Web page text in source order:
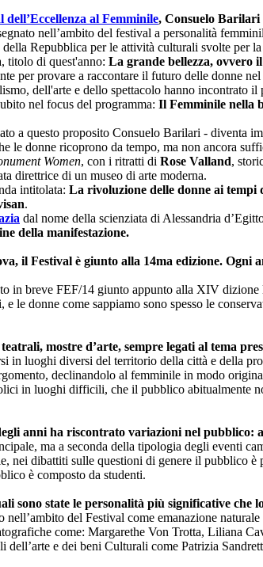
dell’Eccellenza al Femminile, Consuelo Barilari
nell’ambito del festival a personalità
Repubblica per le attività culturali svolte per
titolo di quest'anno: La grande bellezza, ovvero
per provare a raccontare il futuro delle donne
dell'arte e dello spettacolo hanno incontrato
nel focus del programma: Il Femminile nella
a questo proposito Consuelo Barilari - diventa
le donne ricoprono da tempo, ma non ancora
Women, con i ritratti di Rose Valland,
direttrice di un museo di arte moderna.
intitolata: La rivoluzione delle donne ai tempi
.
dal nome della scienziata di Alessandria
della manifestazione.
il Festival è giunto alla 14ma edizione.
in breve FEF/14 giunto appunto alla XIV
le donne come sappiamo sono spesso le
mostre d’arte, sempre legati al tema
in luoghi diversi del territorio della città e della
declinandolo al femminile in modo
in luoghi difficili, che il pubblico abitualmente
anni ha riscontrato variazioni nel
ma a seconda della tipologia degli eventi
nei dibattiti sulle questioni di genere il
è composto da studenti.
sono state le personalità più significative che
del Festival come emanazione
come: Margarethe Von Trotta, Liliana
dell’arte e dei beni Culturali come Patrizia